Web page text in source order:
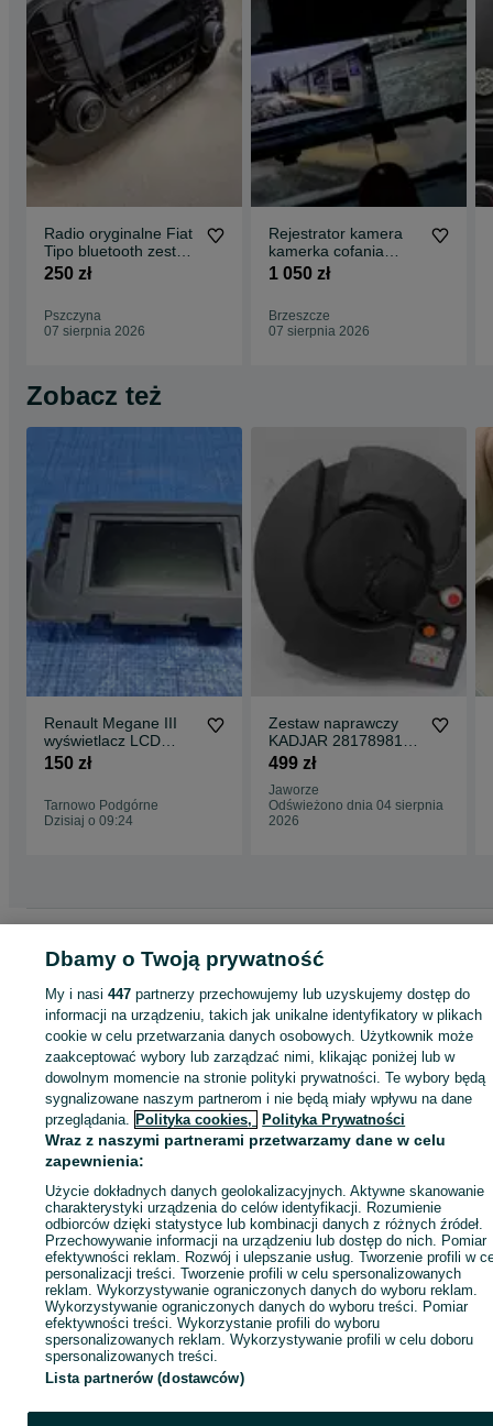
Radio oryginalne Fiat
Tipo bluetooth zestaw
głośnomówiący z
250 zł
Pszczyna
07 sierpnia 2026
Rejestrator kamera
kamerka cofania
HS900 sony na
1 050 zł
Brzeszcze
07 sierpnia 2026
Zobacz też
Renault Megane III
wyświetlacz LCD
Idealny + karta
150 zł
Tarnowo Podgórne
Dzisiaj o 09:24
Zestaw naprawczy
KADJAR 281789815R
281708976R
499 zł
Jaworze
Odświeżono dnia 04 sierpnia
2026
Elektronika samochodowa
Elektronika samochodowa - Małopolskie
KATEGORIA
ID:911617700 Wyświetlenia:
Zadzwoń / SMS Wyślij wiadomość
Dbamy o Twoją prywatność
My i nasi447 partnerzy przechowujemy lub uzyskujemy dostęp do
informacji na urządzeniu, takich jak unikalne identyfikatory w plikach
cookie w celu przetwarzania danych osobowych. Użytkownik może
zaakceptować wybory lub zarządzać nimi, klikając poniżej lub w
dowolnym momencie na stronie polityki prywatności. Te wybory będą
sygnalizowane naszym partnerom i nie będą miały wpływu na dane
przeglądania. Polityka cookies, Polityka Prywatności
Wraz z naszymi partnerami przetwarzamy dane w celu
zapewnienia:
Użycie dokładnych danych geolokalizacyjnych. Aktywne skanowanie
charakterystyki urządzenia do celów identyfikacji. Rozumienie
odbiorców dzięki statystyce lub kombinacji danych z różnych źródeł.
Przechowywanie informacji na urządzeniu lub dostęp do nich. Pomiar
efektywności reklam. Rozwój i ulepszanie usług. Tworzenie profili w
personalizacji treści. Tworzenie profili w celu spersonalizowanych
reklam. Wykorzystywanie ograniczonych danych do wyboru reklam.
Wykorzystywanie ograniczonych danych do wyboru treści. Pomiar
efektywności treści. Wykorzystanie profili do wyboru
spersonalizowanych reklam. Wykorzystywanie profili w celu doboru
spersonalizowanych treści.
Lista partnerów (dostawców)